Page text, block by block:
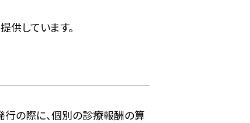
しています。
の際に、個別の診療報酬の算